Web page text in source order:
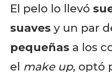
El pelo lo llevó
suaves y un par
pequeñas a los
el make up, optó